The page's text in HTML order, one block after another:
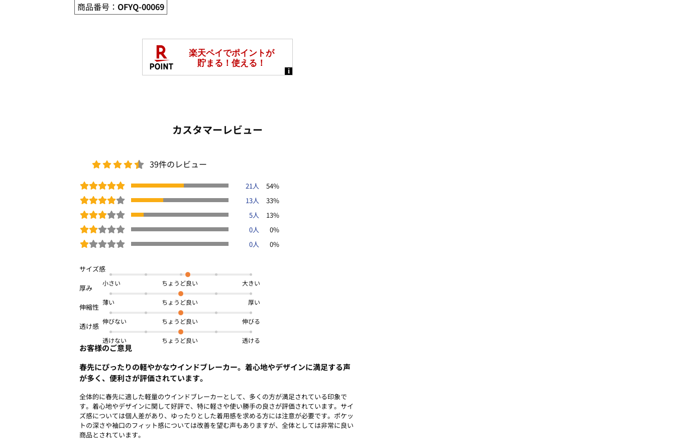
商品番号： OFYQ-00069
カスタマーレビュー
39件のレビュー
21人
54%
13人
33%
5人
13%
0人
0%
0人
0%
小さい 大きい
薄い 厚い
伸びない 伸びる
透けない 透ける
お客様のご意見
春先にぴったりの軽やかなウインドブレーカー。着心地やデザインに満足する声
が多く、便利さが評価されています。
全体的に春先に適した軽量のウインドブレーカーとして、多くの方が満足されている印象で
す。着心地やデザインに関して好評で、特に軽さや使い勝手の良さが評価されています。サイ
ズ感については個人差があり、ゆったりとした着用感を求める方には注意が必要です。ポケッ
トの深さや袖口のフィット感については改善を望む声もありますが、全体としては非常に良い
商品とされています。